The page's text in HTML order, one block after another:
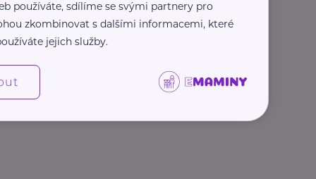
používáte, sdílíme se svými partnery pro
zkombinovat s dalšími informacemi, které
jejich služby.